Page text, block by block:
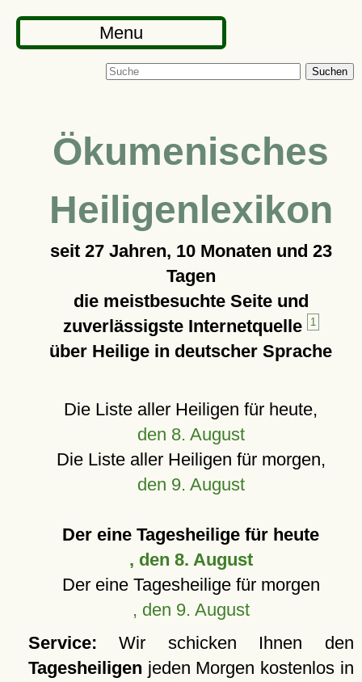
Menu
Suchen
Ökumenisches
Heiligenlexikon
seit 27 Jahren, 10 Monaten und 23
Tagen
die meistbesuchte Seite und
zuverlässigste Internetquelle
1
über Heilige in deutscher Sprache
Die Liste aller Heiligen für heute,
den 8. August
Die Liste aller Heiligen für morgen,
den 9. August
Der eine Tagesheilige für heute
, den 8. August
Der eine Tagesheilige für morgen
, den 9. August
Service: Wir schicken Ihnen den
Tagesheiligen jeden Morgen kostenlos in